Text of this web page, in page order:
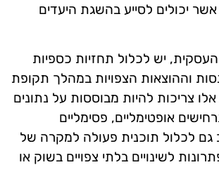
יכולים לסייע בהשגת היעדים
יש לכלול תחזיות כספיות
וההוצאות הצפויות במהלך תקופת
צריכות להיות מבוססות על נתונים
אופטימליים, פסימליים
גם לכלול תוכנית פעולה למקרה של
לשינויים בלתי צפויים בשוק או